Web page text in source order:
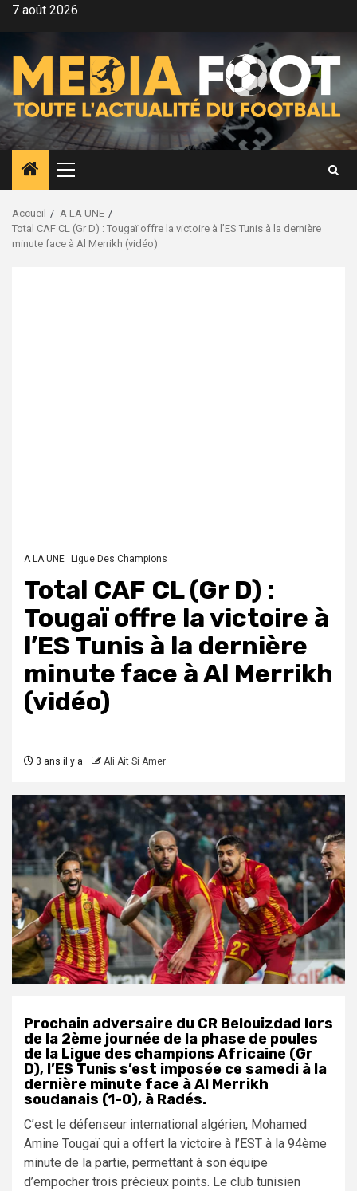
Aller7 août 2026
Menu
principal
Accueil
A LA UNE
Total CAF CL (Gr D) : Tougaï offre la victoire à l’ES Tunis à la dernière
minute face à Al Merrikh (vidéo)
A LA UNE Ligue Des Champions
Total CAF CL (Gr D) :
Tougaï offre la victoire à
l’ES Tunis à la dernière
minute face à Al Merrikh
(vidéo)
3 ans il y a Ali Ait Si Amer
Prochain adversaire du CR Belouizdad lors
de la 2ème journée de la phase de poules
de la Ligue des champions Africaine (Gr
D), l’ES Tunis s’est imposée ce samedi à la
dernière minute face à Al Merrikh
soudanais (1-0), à Radés.
C’est le défenseur international algérien, Mohamed
Amine Tougaï qui a offert la victoire à l’EST à la 94ème
minute de la partie, permettant à son équipe
d’empocher trois précieux points. Le club tunisien